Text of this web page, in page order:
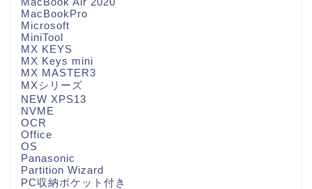
MacBookPro
Microsoft
MiniTool
MX KEYS
MX Keys mini
MX MASTER3
MXシリーズ
NEW XPS13
NVME
OCR
Office
OS
Panasonic
Partition Wizard
PC収納ポケット付き